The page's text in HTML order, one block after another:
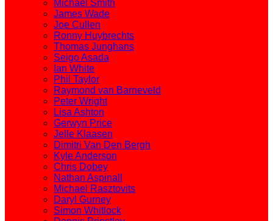
Michael Smith
James Wade
Joe Cullen
Ronny Huybrechts
Thomas Junghans
Seigo Asada
Ian White
Phil Taylor
Raymond van Barneveld
Peter Wright
Lisa Ashton
Gerwyn Price
Jelle Klaasen
Dimitri Van Den Bergh
Kyle Anderson
Chris Dobey
Nathan Aspinall
Michael Rasztovits
Daryl Gurney
Simon Whitlock